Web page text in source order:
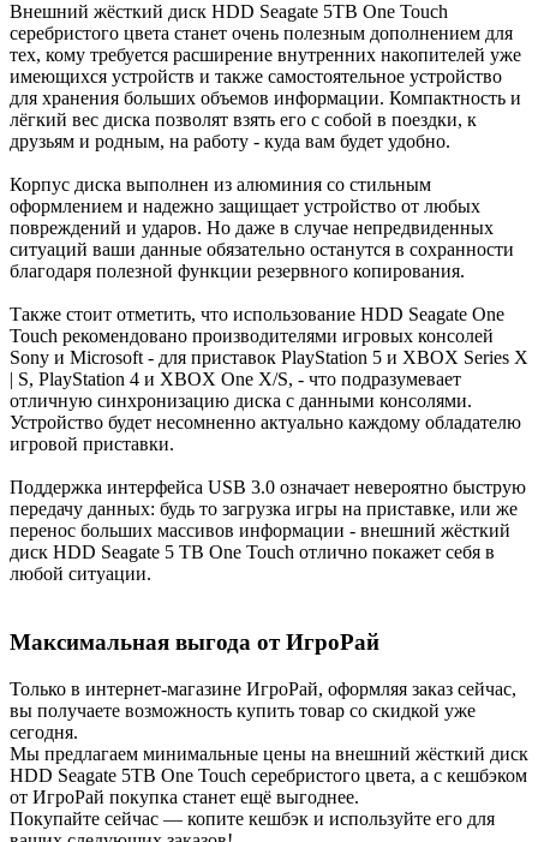
Внешний жёсткий диск HDD Seagate 5TB One Touch
серебристого цвета станет очень полезным дополнением для
тех, кому требуется расширение внутренних накопителей уже
имеющихся устройств и также самостоятельное устройство
для хранения больших объемов информации. Компактность и
лёгкий вес диска позволят взять его с собой в поездки, к
друзьям и родным, на работу - куда вам будет удобно.
Корпус диска выполнен из алюминия со стильным
оформлением и надежно защищает устройство от любых
повреждений и ударов. Но даже в случае непредвиденных
ситуаций ваши данные обязательно останутся в сохранности
благодаря полезной функции резервного копирования.
Также стоит отметить, что использование HDD Seagate One
Touch рекомендовано производителями игровых консолей
Sony и Microsoft - для приставок PlayStation 5 и XBOX Series X
| S, PlayStation 4 и XBOX One X/S, - что подразумевает
отличную синхронизацию диска с данными консолями.
Устройство будет несомненно актуально каждому обладателю
игровой приставки.
Поддержка интерфейса USB 3.0 означает невероятно быструю
передачу данных: будь то загрузка игры на приставке, или же
перенос больших массивов информации - внешний жёсткий
диск HDD Seagate 5 TB One Touch отлично покажет себя в
любой ситуации.
Максимальная выгода от ИгроРай
Только в интернет-магазине ИгроРай, оформляя заказ сейчас,
вы получаете возможность купить товар со скидкой уже
сегодня.
Мы предлагаем минимальные цены на внешний жёсткий диск
HDD Seagate 5TB One Touch серебристого цвета, а с кешбэком
от ИгроРай покупка станет ещё выгоднее.
Покупайте сейчас — копите кешбэк и используйте его для